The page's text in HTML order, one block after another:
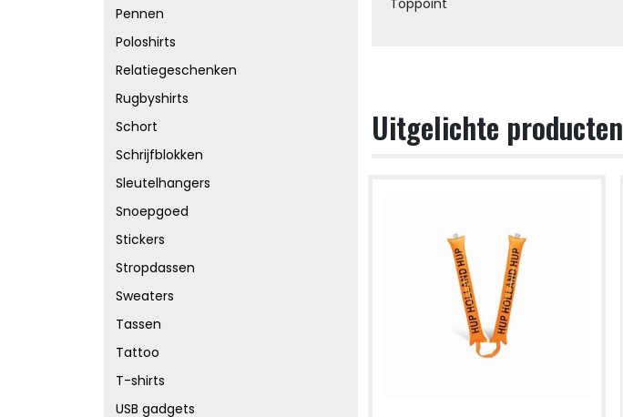
Pennen
Poloshirts
Relatiegeschenken
Rugbyshirts
Schort
Schrijfblokken
Sleutelhangers
Snoepgoed
Stickers
Stropdassen
Sweaters
Tassen
Tattoo
T-shirts
USB gadgets
Uitgelichte producten